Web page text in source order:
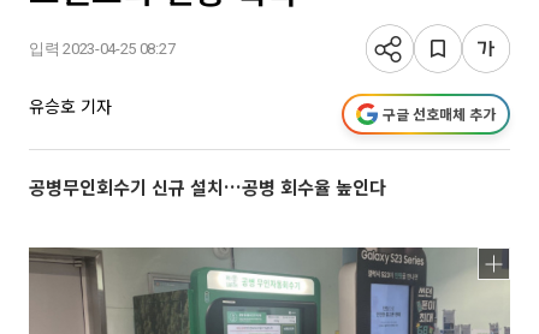
입력 2023-04-25 08:27
유승호 기자 구글 선호매체 추가
공병무인회수기 신규 설치…공병 회수율 높인다